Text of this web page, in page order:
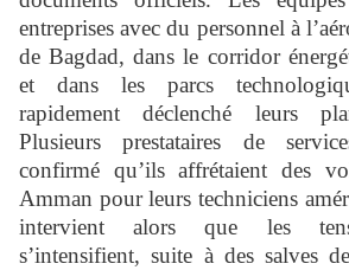
entreprises avec du personnel à
de Bagdad, dans le corridor
et dans les parcs
rapidement déclenché leurs
Plusieurs prestataires de
confirmé qu’ils affrétaient des
Amman pour leurs techniciens
intervient alors que les
s’intensifient, suite à des salves